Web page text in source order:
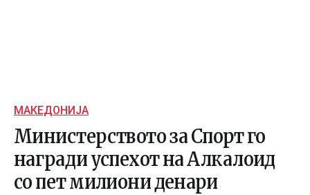
МАКЕДОНИЈА
Mинистерството за Спорт го
награди успехот на Алкалоид
со пет милиони денари